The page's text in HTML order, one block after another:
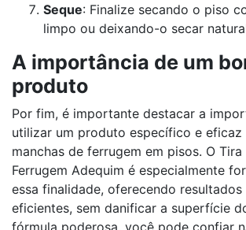
Seque: Finalize secando o piso
limpo ou deixando-o secar
A importância de um
produto
Por fim, é importante destacar a
utilizar um produto específico e eficaz
manchas de ferrugem em pisos. O
Ferrugem Adequim é especialmente
essa finalidade, oferecendo
eficientes, sem danificar a superfície